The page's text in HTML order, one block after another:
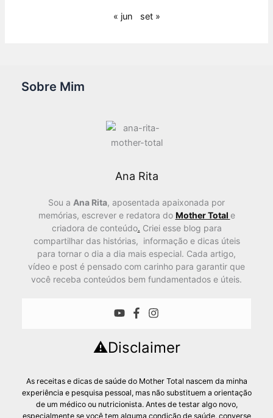
« jun set »
Sobre Mim
Ana Rita
Sou a Ana Rita, aposentada apaixonada por
memórias, escrever e redatora do Mother Total e
criadora de conteúdo. Criei esse blog para
compartilhar das histórias, informação e dicas úteis
para tornar o dia a dia mais especial. Cada artigo,
vídeo e post é pensado com carinho para garantir que
você receba conteúdos bem fundamentados e úteis.
⚠️Disclaimer
As receitas e dicas de saúde do Mother Total nascem da minha
experiência e pesquisa pessoal, mas não substituem a orientação
de um médico ou nutricionista. Antes de testar algo novo,
especialmente se você tem alguma condição de saúde, converse